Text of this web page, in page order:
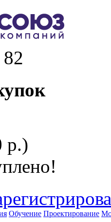
р.)
Обучение Проектирование